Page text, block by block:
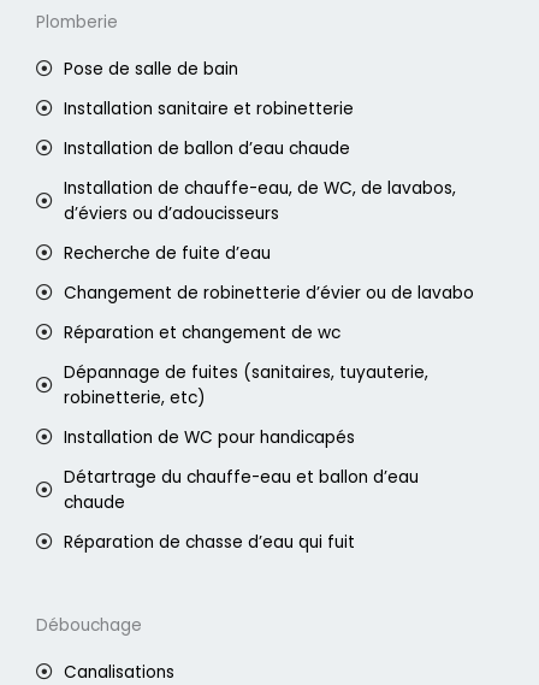
Plomberie
Pose de salle de bain
Installation sanitaire et robinetterie
Installation de ballon d’eau chaude
Installation de chauffe-eau, de WC, de lavabos,
d’éviers ou d’adoucisseurs
Recherche de fuite d’eau
Changement de robinetterie d’évier ou de lavabo
Réparation et changement de wc
Dépannage de fuites (sanitaires, tuyauterie,
robinetterie, etc)
Installation de WC pour handicapés
Détartrage du chauffe-eau et ballon d’eau
chaude
Réparation de chasse d’eau qui fuit
Débouchage
Canalisations